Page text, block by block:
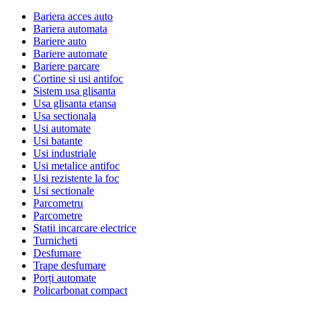
Bariera acces auto
Bariera automata
Bariere auto
Bariere automate
Bariere parcare
Cortine si usi antifoc
Sistem usa glisanta
Usa glisanta etansa
Usa sectionala
Usi automate
Usi batante
Usi industriale
Usi metalice antifoc
Usi rezistente la foc
Usi sectionale
Parcometru
Parcometre
Statii incarcare electrice
Turnicheti
Desfumare
Trape desfumare
Porți automate
Policarbonat compact